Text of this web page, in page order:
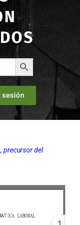
Botón de búsqueda
sesión
precursor del